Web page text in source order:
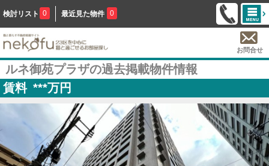
検討リスト 0 最近見た物件 0
お問合せ
ルネ御苑プラザの過去掲載物件情報
賃料 ***万円